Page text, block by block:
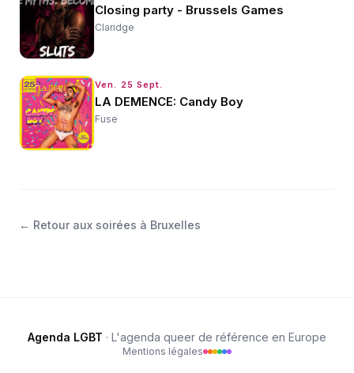
Closing party - Brussels Games
Claridge
Ven. 25 Sept.
LA DEMENCE: Candy Boy
Fuse
← Retour aux soirées à Bruxelles
Agenda LGBT · L'agenda queer de référence en Europe
Mentions légales